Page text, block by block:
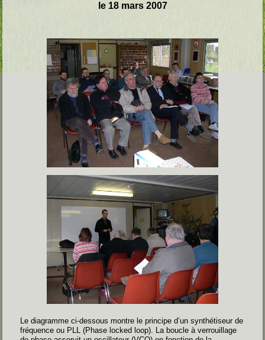
le 18 mars 2007
Le diagramme ci-dessous montre le principe d’un synthétiseur de
fréquence ou PLL (Phase locked loop). La boucle à verrouillage